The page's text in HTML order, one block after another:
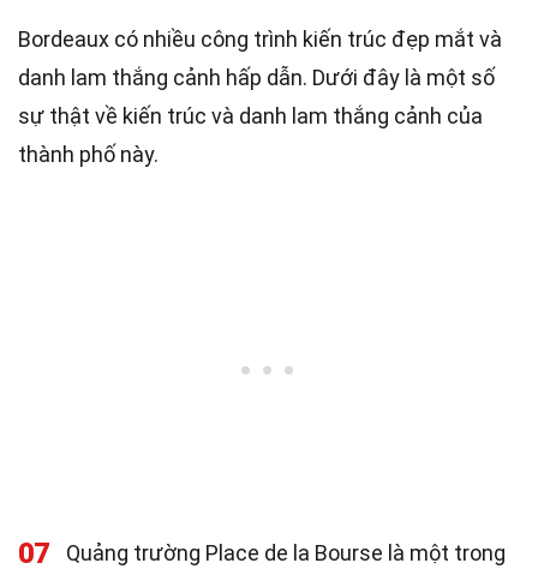
Bordeaux có nhiều công trình kiến trúc đẹp mắt và
danh lam thắng cảnh hấp dẫn. Dưới đây là một số
sự thật về kiến trúc và danh lam thắng cảnh của
thành phố này.
07 Quảng trường Place de la Bourse là một trong